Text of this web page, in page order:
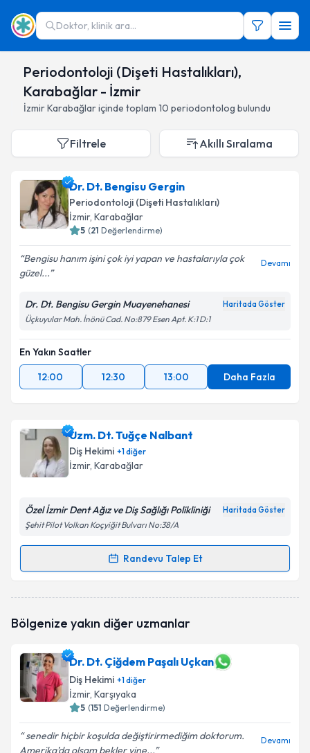
Doktor, klinik ara...
Periodontoloji (Dişeti Hastalıkları),
Karabağlar - İzmir
İzmirKarabağlariçinde toplam 10 periodontolog bulundu
Filtrele Akıllı Sıralama
Dr. Dt. Bengisu Gergin
Periodontoloji (Dişeti Hastalıkları)
İzmir, Karabağlar
5 (21 Değerlendirme)
Bengisu hanım işini çok iyi yapan ve hastalarıyla çok
güzel...
Devamı
Dr. Dt. Bengisu Gergin Muayenehanesi Haritada Göster
Üçkuyular Mah. İnönü Cad. No:879 Esen Apt. K:1 D:1
En Yakın Saatler
12:00
12:30 13:00 Daha Fazla
Uzm. Dt. Tuğçe Nalbant
Diş Hekimi +1diğer
İzmir, Karabağlar
Özel İzmir Dent Ağız ve Diş Sağlığı Polikliniği Haritada Göster
Şehit Pilot Volkan Koçyiğit Bulvarı No:38/A
Randevu Talep Et
Randevu Takvimi Talebi
oluşturun. Size bu uzmandan randevu almanız için bir
E-posta Adresiniz
Kişisel verilerimin işlenmesine ilişkinAydınlatma
Metni'ni okudum ve kişisel verilerimin belirtilen
Bölgenize yakın diğer uzmanlar
Dr. Dt. Çiğdem Paşalı Uçkan
Diş Hekimi +1diğer
İzmir, Karşıyaka
5 (151 Değerlendirme)
senedir hiçbir koşulda değiştirirmediğim doktorum.
Amerika’da olsam bekler yine...
Devamı